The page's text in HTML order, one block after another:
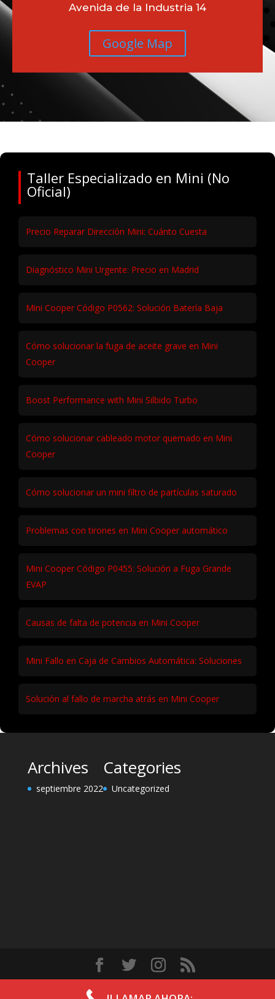
Avenida de la Industria 14
Google Map
Taller Especializado en Mini (No
Oficial)
Precio Reparar Dirección Mini: Cuánto Cuesta
Diagnóstico Mini Urgente: Precio en Madrid
Mini Cooper Código P0562: Solución Batería Baja
Cómo solucionar la fuga de aceite grave en Mini
Cooper
Boost Performance with Mini Silbido Turbo
Cómo solucionar cableado motor quemado en Mini
Cooper
Cómo solucionar un mini filtro de partículas saturado
Problemas con tirones en Mini Cooper automático
Mini Cooper Código P0455: Solución a Fuga Grande
EVAP
Causas de falta de potencia en Mini Cooper
Mini Fallo en Caja de Cambios Automática: Soluciones
Solución al fallo de marcha atrás en Mini Cooper
Archives
septiembre 2022
Categories
Uncategorized